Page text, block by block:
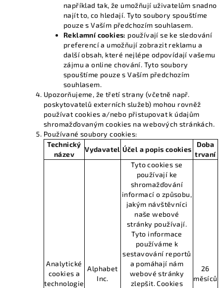
například tak, že umožňují uživatelům snadno
najít to, co hledají. Tyto soubory spouštíme
pouze s Vaším předchozím souhlasem.
Reklamní cookies: používají se ke sledování
preferencí a umožňují zobrazit reklamu a
další obsah, které nejlépe odpovídají vašemu
zájmu a online chování. Tyto soubory
spouštíme pouze s Vaším předchozím
souhlasem.
Upozorňujeme, že třetí strany (včetně např.
poskytovatelů externích služeb) mohou rovněž
používat cookies a/nebo přistupovat k údajům
shromažďovaným cookies na webových stránkách.
Používané soubory cookies:
Technický
název
Vydavatel Účel a popis cookies
Doba
trvaní
Analytické
cookies a
technologie
Alphabet
Inc.
Tyto cookies se
používají ke
shromažďování
informací o způsobu,
jakým návštěvníci
naše webové
stránky používají.
Tyto informace
používáme k
sestavování reportů
a pomáhají nám
webové stránky
zlepšit. Cookies
26
měsíců